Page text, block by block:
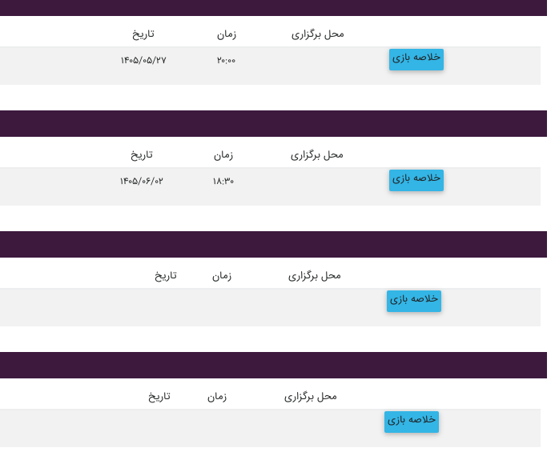
تاریخ زمان محل برگزاری
۱۴۰۵/۰۵/۲۷ ۲۰:۰۰ خلاصه بازی
تاریخ زمان محل برگزاری
۱۴۰۵/۰۶/۰۲ ۱۸:۳۰ خلاصه بازی
تاریخ زمان محل برگزاری
خلاصه بازی
تاریخ زمان محل برگزاری
خلاصه بازی